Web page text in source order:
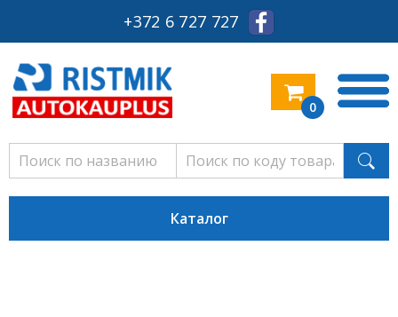
+372 6 727 727
0
Каталог